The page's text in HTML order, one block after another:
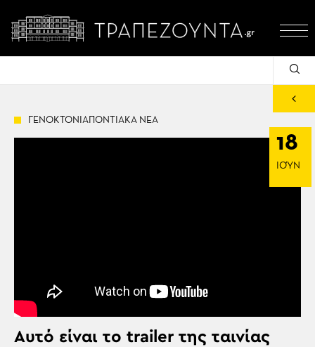
ΓΕΝΟΚΤΟΝΙΑΠΟΝΤΙΑΚΑ ΝΕΑ
18
ΙΟΎΝ
Αυτό είναι το trailer της ταινίας